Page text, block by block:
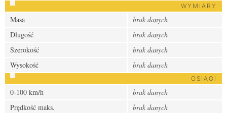
WYMIARY
Masa
brak danych
Długość
brak danych
Szerokość
brak danych
Wysokość
brak danych
OSIĄGI
0-100 km/h
brak danych
Prędkość maks.
brak danych